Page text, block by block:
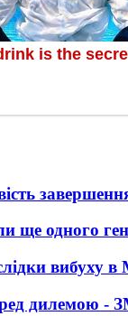
ще одного
вибуху в
дилемою -